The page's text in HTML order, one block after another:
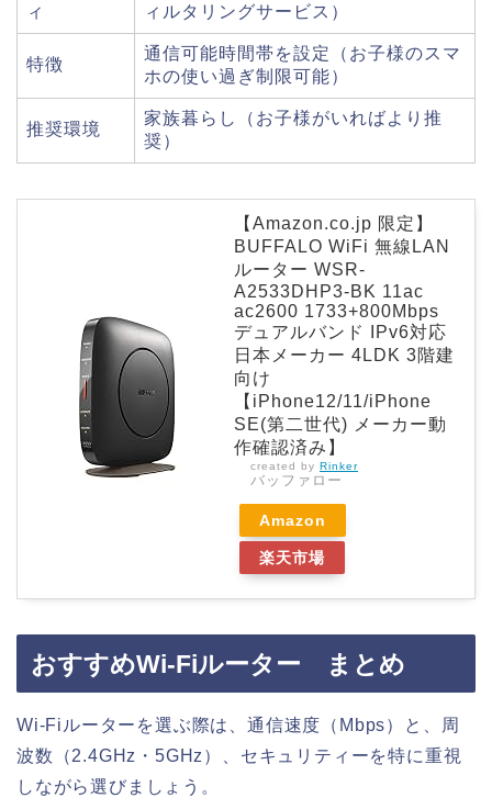
ィ
ィルタリングサービス）
特徴
通信可能時間帯を設定（お子様のスマ
ホの使い過ぎ制限可能）
推奨環境
家族暮らし（お子様がいればより推
奨）
【Amazon.co.jp 限定】
BUFFALO WiFi 無線LAN
ルーター WSR-
A2533DHP3-BK 11ac
ac2600 1733+800Mbps
デュアルバンド IPv6対応
日本メーカー 4LDK 3階建
向け
【iPhone12/11/iPhone
SE(第二世代) メーカー動
作確認済み】
created by Rinker
バッファロー
Amazon
楽天市場
おすすめWi-Fiルーター まとめ
Wi-Fiルーターを選ぶ際は、通信速度（Mbps）と、周
波数（2.4GHz・5GHz）、セキュリティーを特に重視
しながら選びましょう。